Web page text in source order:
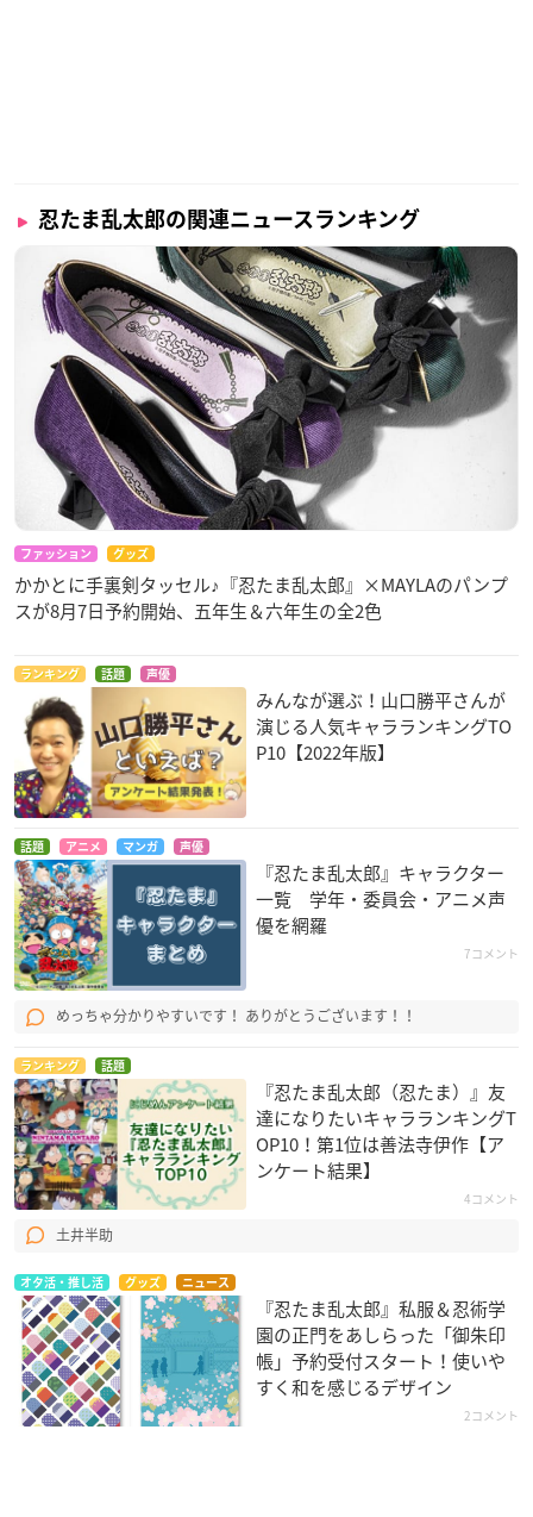
忍たま乱太郎の関連ニュースランキング
ファッション グッズ
かかとに手裏剣タッセル♪『忍たま乱太郎』×MAYLAのパンプ
スが8月7日予約開始、五年生＆六年生の全2色
ランキング 話題 声優
みんなが選ぶ！山口勝平さんが
演じる人気キャラランキングTO
P10【2022年版】
話題 アニメ マンガ 声優
『忍たま乱太郎』キャラクター
一覧 学年・委員会・アニメ声
優を網羅
7コメント
めっちゃ分かりやすいです！ ありがとうございます！！
ランキング 話題
『忍たま乱太郎（忍たま）』友
達になりたいキャラランキングT
OP10！第1位は善法寺伊作【ア
ンケート結果】
4コメント
土井半助
オタ活・推し活 グッズ ニュース
『忍たま乱太郎』私服＆忍術学
園の正門をあしらった「御朱印
帳」予約受付スタート！使いや
すく和を感じるデザイン
2コメント